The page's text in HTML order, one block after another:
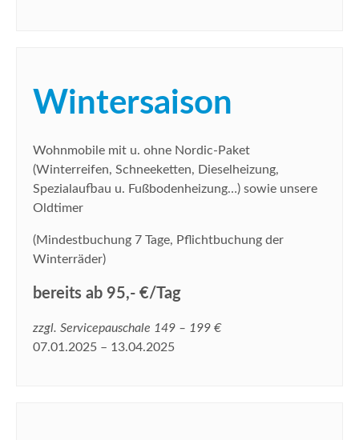
Wintersaison
Wohnmobile mit u. ohne Nordic-Paket
(Winterreifen, Schneeketten, Dieselheizung,
Spezialaufbau u. Fußbodenheizung…) sowie unsere
Oldtimer
(Mindestbuchung 7 Tage, Pflichtbuchung der
Winterräder)
bereits ab 95,- €/Tag
zzgl. Servicepauschale 149 – 199 €
07.01.2025 – 13.04.2025